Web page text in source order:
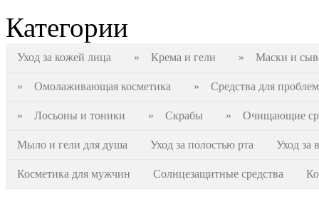
Категории
Уход за кожей лица » Крема и гели » Маски и
» Омолаживающая косметика » Средства для
» Лосьоны и тоники » Скрабы » Очищающие
Мыло и гели для душа Уход за полостью рта Уход за
Косметика для мужчин Солнцезащитные средства